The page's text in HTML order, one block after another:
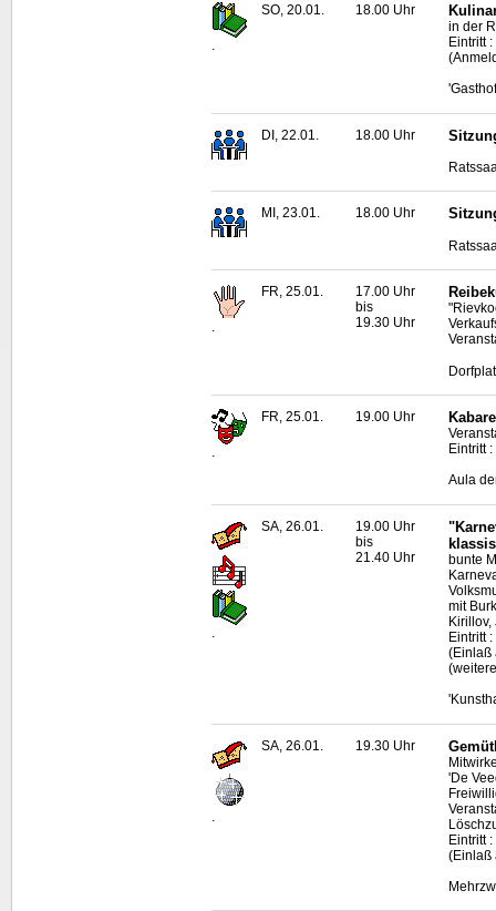
.
SO, 20.01. 18.00 Uhr
in der
Eintritt
DI, 22.01. 18.00 Uhr
MI, 23.01. 18.00 Uhr
.
FR, 25.01.
17.00 Uhr
bis
19.30 Uhr
.
FR, 25.01. 19.00 Uhr
Eintritt
Aula
SA, 26.01.
19.00 Uhr
bis
21.40 Uhr
bunte
mit
Eintritt
(Einlaß
SA, 26.01. 19.30 Uhr
'De
Eintritt
(Einlaß